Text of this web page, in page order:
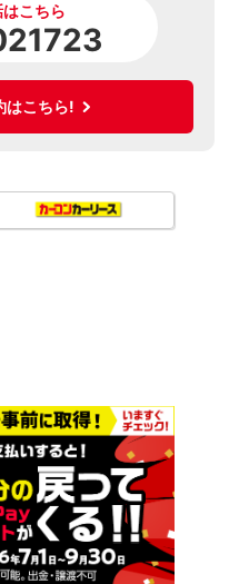
こちら
はこちら!